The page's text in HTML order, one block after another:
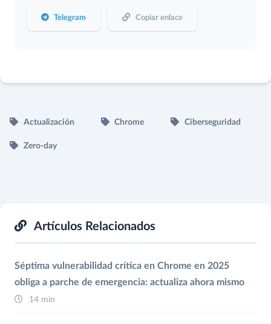
Telegram Copiar enlace
Actualización Chrome Ciberseguridad
Zero-day
Artículos Relacionados
Séptima vulnerabilidad crítica en Chrome en 2025
obliga a parche de emergencia: actualiza ahora mismo
14 min